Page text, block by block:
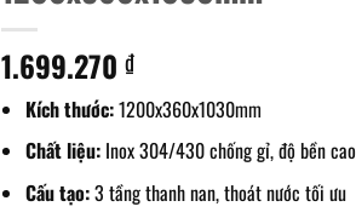
1.699.270 ₫
Kích thước:1200x360x1030mm
Chất liệu: Inox 304/430 chống gỉ, độ bền cao
Cấu tạo:3 tầng thanh nan, thoát nước tối ưu